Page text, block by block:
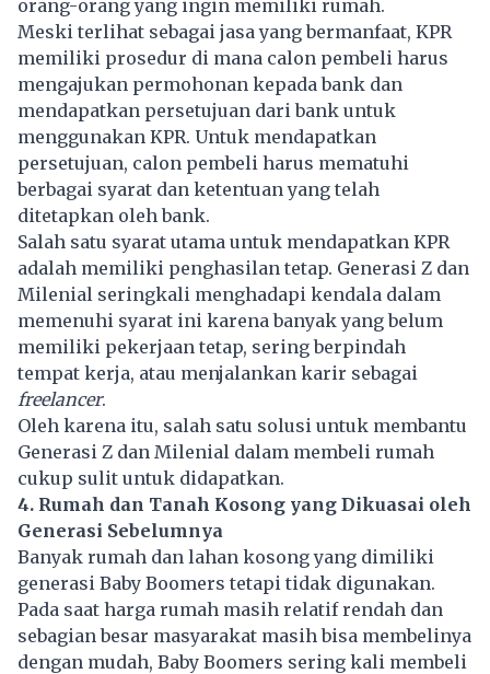
orang-orang yang ingin memiliki rumah.
Meski terlihat sebagai jasa yang bermanfaat, KPR
memiliki prosedur di mana calon pembeli harus
mengajukan permohonan kepada bank dan
mendapatkan persetujuan dari bank untuk
menggunakan KPR. Untuk mendapatkan
persetujuan, calon pembeli harus mematuhi
berbagai syarat dan ketentuan yang telah
ditetapkan oleh bank.
Salah satu syarat utama untuk mendapatkan KPR
adalah memiliki penghasilan tetap. Generasi Z dan
Milenial seringkali menghadapi kendala dalam
memenuhi syarat ini karena banyak yang belum
memiliki pekerjaan tetap, sering berpindah
tempat kerja, atau menjalankan karir sebagai
freelancer.
Oleh karena itu, salah satu solusi untuk membantu
Generasi Z dan Milenial dalam membeli rumah
cukup sulit untuk didapatkan.
4. Rumah dan Tanah Kosong yang Dikuasai oleh
Generasi Sebelumnya
Banyak rumah dan lahan kosong yang dimiliki
generasi Baby Boomers tetapi tidak digunakan.
Pada saat harga rumah masih relatif rendah dan
sebagian besar masyarakat masih bisa membelinya
dengan mudah, Baby Boomers sering kali membeli